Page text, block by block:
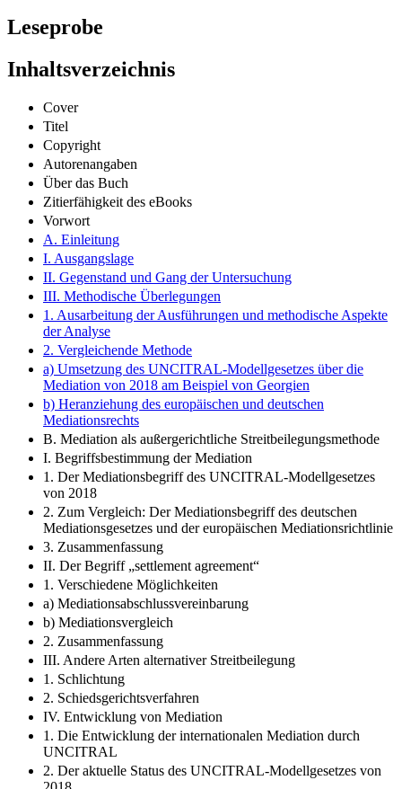
Leseprobe
Inhaltsverzeichnis
Cover
Titel
Copyright
Autorenangaben
Über das Buch
Zitierfähigkeit des eBooks
Vorwort
A. Einleitung
I. Ausgangslage
II. Gegenstand und Gang der Untersuchung
III. Methodische Überlegungen
1. Ausarbeitung der Ausführungen und methodische Aspekte
der Analyse
2. Vergleichende Methode
a) Umsetzung des UNCITRAL-Modellgesetzes über die
Mediation von 2018 am Beispiel von Georgien
b) Heranziehung des europäischen und deutschen
Mediationsrechts
B. Mediation als außergerichtliche Streitbeilegungsmethode
I. Begriffsbestimmung der Mediation
1. Der Mediationsbegriff des UNCITRAL-Modellgesetzes
von 2018
2. Zum Vergleich: Der Mediationsbegriff des deutschen
Mediationsgesetzes und der europäischen Mediationsrichtlinie
3. Zusammenfassung
II. Der Begriff „settlement agreement“
1. Verschiedene Möglichkeiten
a) Mediationsabschlussvereinbarung
b) Mediationsvergleich
2. Zusammenfassung
III. Andere Arten alternativer Streitbeilegung
1. Schlichtung
2. Schiedsgerichtsverfahren
IV. Entwicklung von Mediation
1. Die Entwicklung der internationalen Mediation durch
UNCITRAL
2. Der aktuelle Status des UNCITRAL-Modellgesetzes von